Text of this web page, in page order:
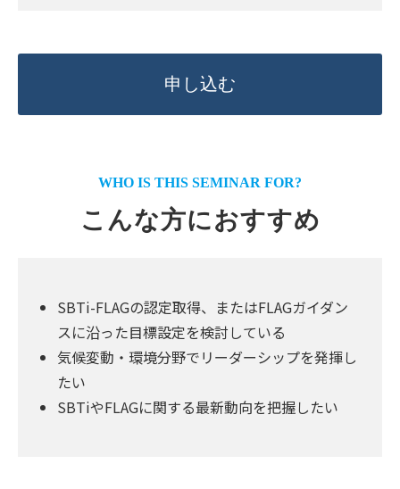
申し込む
WHO IS THIS SEMINAR FOR?
こんな方におすすめ
SBTi-FLAGの認定取得、またはFLAGガイダン
スに沿った目標設定を検討している
気候変動・環境分野でリーダーシップを発揮し
たい
SBTiやFLAGに関する最新動向を把握したい